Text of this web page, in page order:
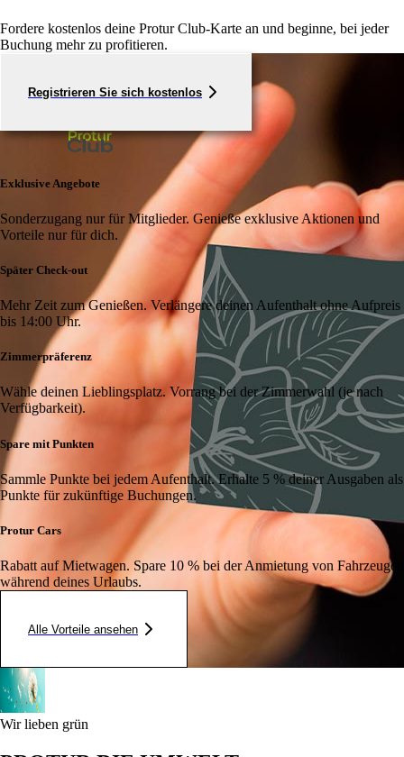
Fordere kostenlos deine Protur Club-Karte an und beginne, bei jeder
Buchung mehr zu profitieren.
Registrieren Sie sich kostenlos
Exklusive Angebote
Sonderzugang nur für Mitglieder. Genieße exklusive Aktionen und
Vorteile nur für dich.
Später Check-out
Mehr Zeit zum Genießen. Verlängere deinen Aufenthalt ohne Aufpreis
bis 14:00 Uhr.
Zimmerpräferenz
Wähle deinen Lieblingsplatz. Vorrang bei der Zimmerwahl (je nach
Verfügbarkeit).
Spare mit Punkten
Sammle Punkte bei jedem Aufenthalt. Erhalte 5 % deiner Ausgaben als
Punkte für zukünftige Buchungen.
Protur Cars
Rabatt auf Mietwagen. Spare 10 % bei der Anmietung von Fahrzeugen
während deines Urlaubs.
Alle Vorteile ansehen
Wir lieben grün